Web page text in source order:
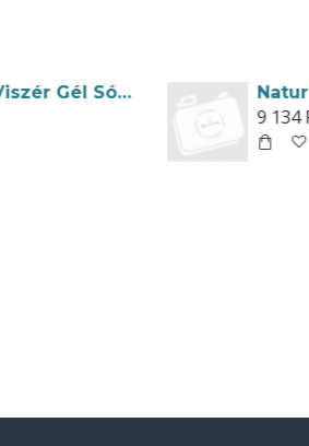
Dr.Kelen Viszér Gél Sósborszesz Vadgesztenye Édesgyökér 150ml
9 134 Ft